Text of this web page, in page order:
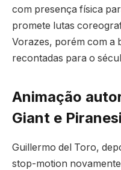
com presença física
promete lutas
Vorazes, porém com a
recontadas para o
Animação
Giant e Piranesi
Guillermo del Toro,
stop-motion